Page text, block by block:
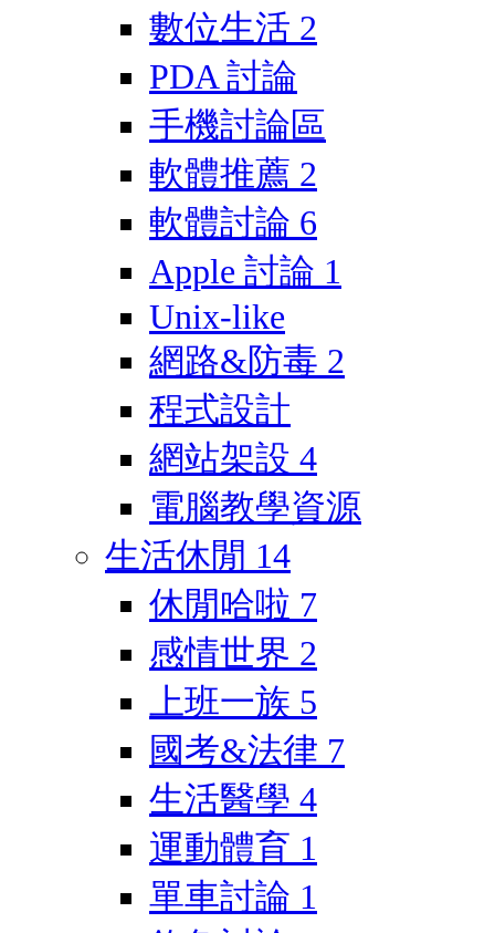
數位生活 2
PDA 討論
手機討論區
軟體推薦 2
軟體討論 6
Apple 討論 1
Unix-like
網路&防毒 2
程式設計
網站架設 4
電腦教學資源
生活休閒 14
休閒哈啦 7
感情世界 2
上班一族 5
國考&法律 7
生活醫學 4
運動體育 1
單車討論 1